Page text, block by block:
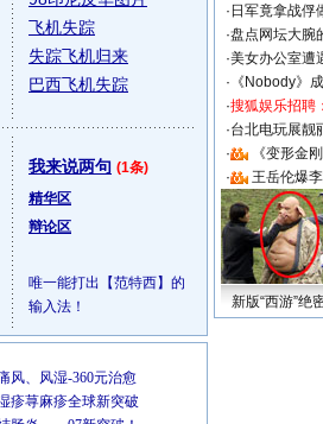
飞机失踪
失踪飞机归来
巴西飞机失踪
我来说两句 (1条)
精华区
辩论区
唯一能打出【范特西】的
输入法！
· 日军竟拿战俘
·盘点网坛大腕
·美女办公室遭
· 《Nobody》
·搜狐娱乐招聘
·台北电玩展靓
·
《变形金
·
王岳伦爆
新版“西游”绝